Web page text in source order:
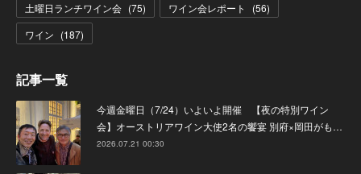
土曜日ランチワイン会 (75) ワイン会レポート (56)
ワイン (187)
記事一覧
今週金曜日（7/24）いよいよ開催 【夜の特別ワイン
会】オーストリアワイン大使2名の饗宴 別府×岡田がも…
2026.07.21 00:30